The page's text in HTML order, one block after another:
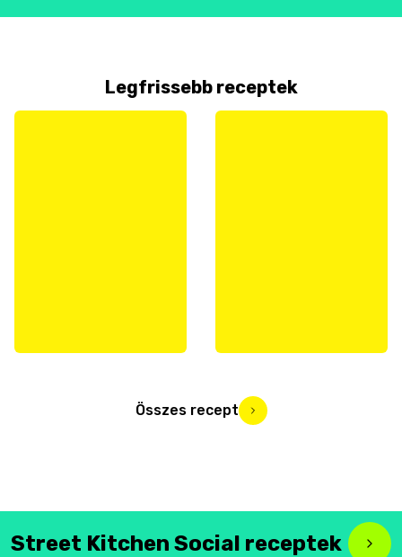
Legfrissebb receptek
Összes recept
Street Kitchen Social receptek